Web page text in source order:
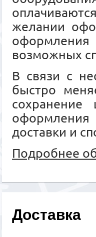
желании
возможных
В связи с
быстро
доставки и
Подробнее
Доставка